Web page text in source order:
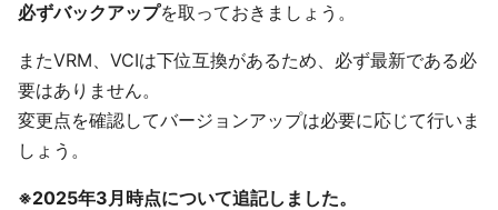
必ずバックアップを取っておきましょう。
またVRM、VCIは下位互換があるため、必ず最新である必
要はありません。
変更点を確認してバージョンアップは必要に応じて行いま
しょう。
※2025年3月時点について追記しました。